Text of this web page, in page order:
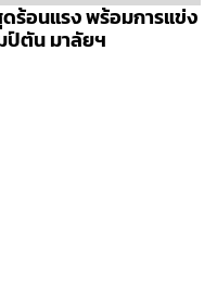
ร้อนแรง พร้อมการแข่ง
ป์ตัน มาลัยฯ